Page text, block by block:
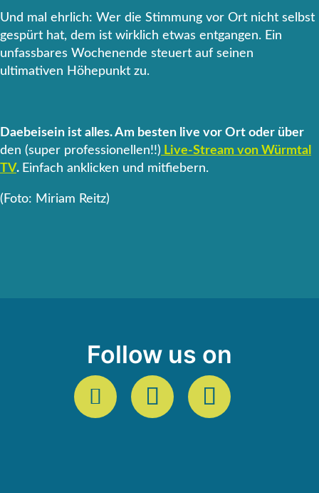
Und mal ehrlich: Wer die Stimmung vor Ort nicht selbst
gespürt hat, dem ist wirklich etwas entgangen. Ein
unfassbares Wochenende steuert auf seinen
ultimativen Höhepunkt zu.
Daebeisein ist alles. Am besten live vor Ort oder über
den (super professionellen!!) Live-Stream von Würmtal
TV. Einfach anklicken und mitfiebern.
(Foto: Miriam Reitz)
Follow us on